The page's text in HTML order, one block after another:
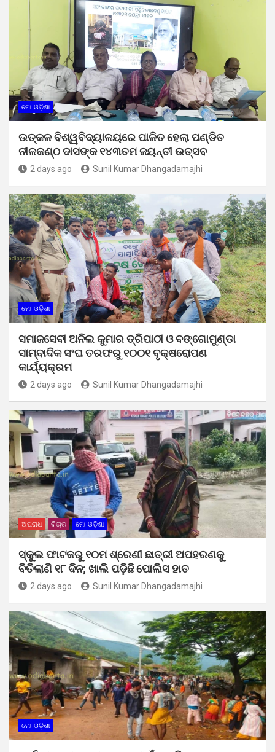
ମୋ ଓଡ଼ିଶା
ଉତ୍କଳ ବିଶ୍ୱବିଦ୍ୟାଳୟରେ ପାଳିତ ହେଲା ପଣ୍ଡିତ
ନୀଳକଣ୍ଠ ଦାସଙ୍କ ୧୪୩ତମ ଜୟନ୍ତୀ ଉତ୍ସବ
2 days ago Sunil Kumar Dhangadamajhi
ମୋ ଓଡ଼ିଶା
ସମାଜସେବୀ ଅନିଲ କୁମାର ତ୍ରିପାଠୀ ଓ ବଙ୍ଗୋମୁଣ୍ଡା
ସାମ୍ବାଦିକ ସଂଘ ତରଫରୁ ୧୦୦୧ ବୃକ୍ଷରୋପଣ
କାର୍ଯ୍ୟକ୍ରମ
2 days ago Sunil Kumar Dhangadamajhi
ଅପରାଧ ବିଚାର ମୋ ଓଡ଼ିଶା
ସ୍କୁଲ ଫାଟକରୁ ୧୦ମ ଶ୍ରେଣୀ ଛାତ୍ରୀ ଅପହରଣକୁ
ବିତିଲାଣି ୧୮ ଦିନ; ଖାଲି ପଡ଼ିଛି ପୋଲିସ ହାତ
2 days ago Sunil Kumar Dhangadamajhi
ମୋ ଓଡ଼ିଶା